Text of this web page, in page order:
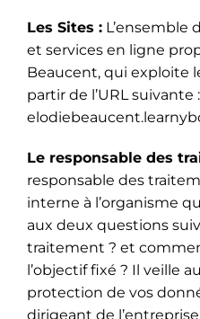
Les Sites : L’ensemble
et services en ligne
Beaucent, qui exploite
partir de l’URL suivante :
Le responsable des
responsable des
interne à l’organisme
aux deux questions
traitement ? et
l’objectif fixé ? Il veille
protection de vos
dirigeant de